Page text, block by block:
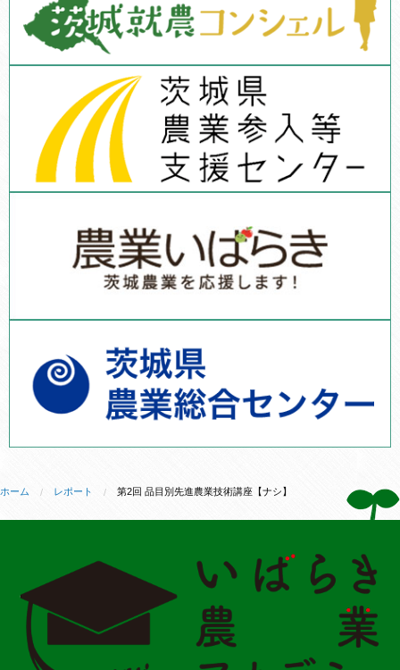
ホーム レポート 第2回 品目別先進農業技術講座【ナシ】